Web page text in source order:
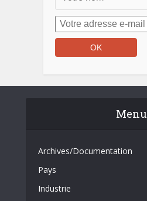
Menu
Archives/Documentation
Pays
Industrie